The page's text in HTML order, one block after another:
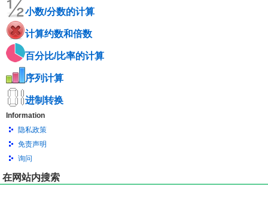
小数/分数的计算
计算约数和倍数
百分比/比率的计算
序列计算
进制转换
Information
隐私政策
免责声明
询问
在网站内搜索